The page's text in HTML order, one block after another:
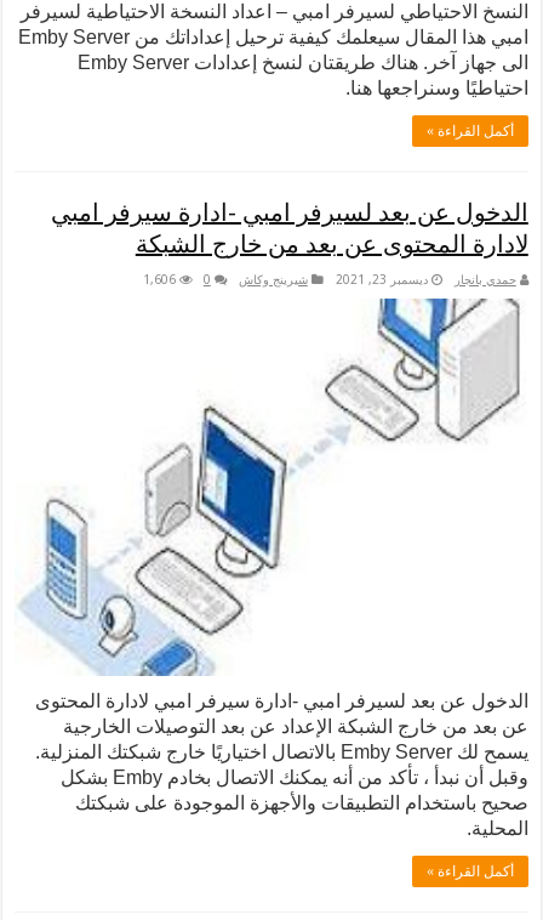
لسيرفر امبي – اعداد النسخة الاحتياطية لسيرفر
امبي هذا المقال سيعلمك كيفية ترحيل إعداداتك من Emby Server
الى جهاز آخر. هناك طريقتان لنسخ إعدادات Emby Server
وسنراجعها هنا.
»
عن بعد لسيرفر امبي -ادارة سيرفر امبي
المحتوى عن بعد من خارج الشبكة
ديسمبر 23, 2021 شيرينج وكاش 0
1,606
عن بعد لسيرفر امبي -ادارة سيرفر امبي لادارة المحتوى
من خارج الشبكة الإعداد عن بعد التوصيلات الخارجية
يسمح لك Emby Server بالاتصال اختياريًا خارج شبكتك المنزلية.
وقبل أن نبدأ ، تأكد من أنه يمكنك الاتصال بخادم Emby بشكل
التطبيقات والأجهزة الموجودة على شبكتك
»